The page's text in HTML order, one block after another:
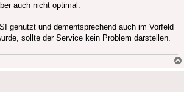
auch nicht optimal.
genutzt und dementsprechend auch im Vorfeld
sollte der Service kein Problem darstellen.